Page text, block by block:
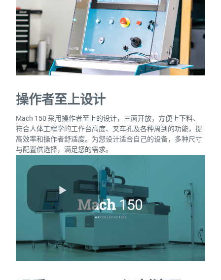
操作者至上设计
Mach 150 采用操作者至上的设计，三面开放，方便上下料、
符合人体工程学的工作台高度、叉车孔及各种周到的功能，提
高效率和操作者舒适度。为您设计适合自己的设备，多种尺寸
与配置供选择，满足您的需求。